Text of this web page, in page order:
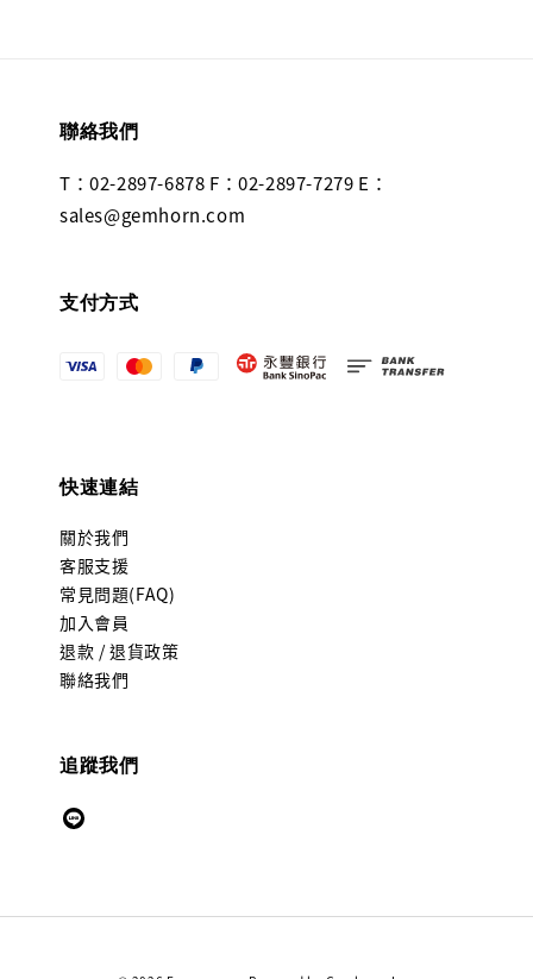
聯絡我們
T：02-2897-6878 F：02-2897-7279 E：
sales@gemhorn.com
支付方式
快速連結
關於我們
客服支援
常見問題(FAQ)
加入會員
退款 / 退貨政策
聯絡我們
追蹤我們